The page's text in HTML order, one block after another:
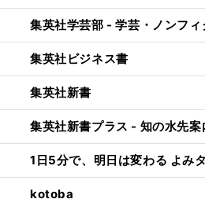
集英社学芸部 - 学芸・ノンフィ
集英社ビジネス書
集英社新書
集英社新書プラス - 知の水先案
1日5分で、明日は変わる よみ
kotoba